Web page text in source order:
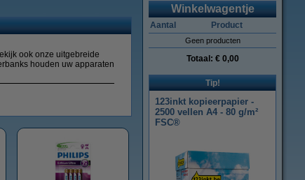
ook onze uitgebreide
houden uw apparaten
Winkelwagentje
Aantal Product
Geen producten
Totaal: € 0,00
Tip!
123inkt kopieerpapier -
2500 vellen A4 - 80 g/m²
FSC®